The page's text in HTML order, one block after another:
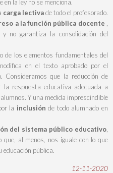
en la ley no se menciona.
carga lectivade todo el profesorado.
a la función pública docente ,
no garantiza la consolidación del
de los elementos fundamentales del
en el texto aprobado por el
Consideramos que la reducción de
respuesta educativa adecuada a
Y una medida imprescindible
la inclusión de todo alumnado en
del sistema público educativo,
al menos, nos iguale con lo que
educación pública.
12-11-2020